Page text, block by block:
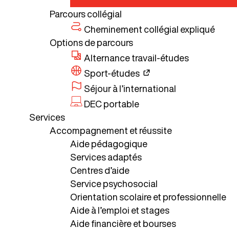
Parcours collégial
Cheminement collégial expliqué
Options de parcours
Alternance travail-études
Sport-études
Séjour à l’international
DEC portable
Services
Accompagnement et réussite
Aide pédagogique
Services adaptés
Centres d’aide
Service psychosocial
Orientation scolaire et professionnelle
Aide à l’emploi et stages
Aide financière et bourses